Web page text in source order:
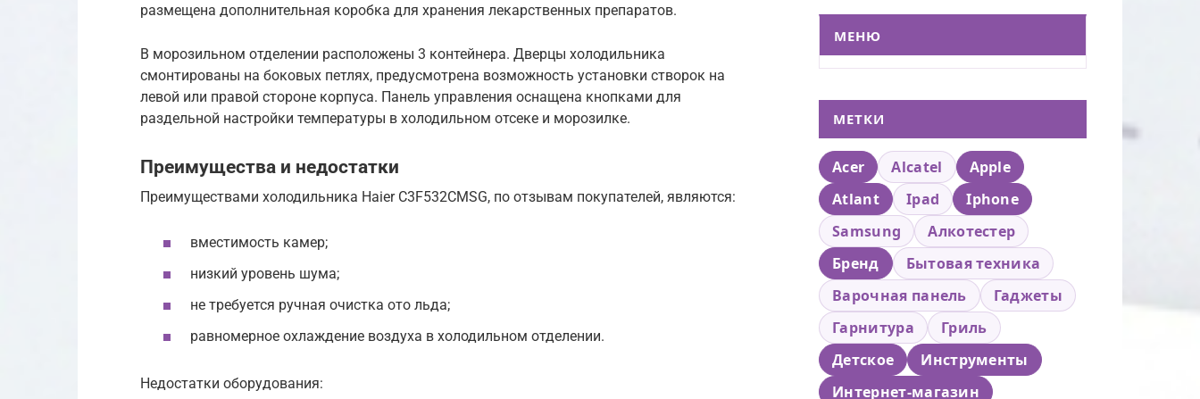
размещена дополнительная коробка для хранения лекарственных препаратов.
В морозильном отделении расположены 3 контейнера. Дверцы холодильника
смонтированы на боковых петлях, предусмотрена возможность установки створок на
левой или правой стороне корпуса. Панель управления оснащена кнопками для
раздельной настройки температуры в холодильном отсеке и морозилке.
Преимущества и недостатки
Преимуществами холодильника Haier C3F532CMSG, по отзывам покупателей, являются:
вместимость камер;
низкий уровень шума;
не требуется ручная очистка ото льда;
равномерное охлаждение воздуха в холодильном отделении.
Недостатки оборудования:
МЕНЮ
МЕТКИ
Acer Alcatel
Apple
Atlant
Ipad
Iphone
Samsung
Алкотестер
Бренд
Бытовая техника
Варочная панель
Гаджеты
Гарнитура
Гриль
Детское
Инструменты
Интернет-магазин